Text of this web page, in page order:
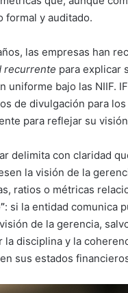
formal y auditado.
las empresas han
recurrente para explicar
uniforme bajo las NIIF.
de divulgación para
para reflejar su
delimita con claridad
la visión de la
ratios o métricas
: si la entidad comunica
de la gerencia,
la disciplina y la
sus estados